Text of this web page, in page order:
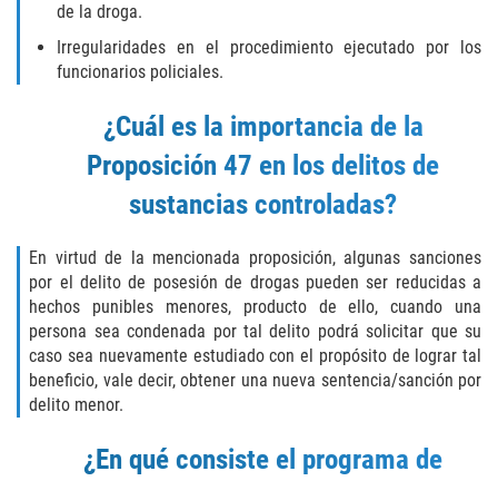
Petition to Vacate Murder Conviction
SEX CRIMES
CHILD MOLESTATION
INDECENT EXPOSURE
LEWD ACTS WITH A CHILD
LEWD CONDUCT IN PUBLIC
RAPE
de la droga.
Irregularidades en el procedimiento ejecutado por los
funcionarios policiales.
¿Cuál es la importancia de la
Proposición 47 en los delitos de
sustancias controladas?
En virtud de la mencionada proposición, algunas sanciones
por el delito de posesión de drogas pueden ser reducidas a
hechos punibles menores, producto de ello, cuando una
persona sea condenada por tal delito podrá solicitar que su
caso sea nuevamente estudiado con el propósito de lograr tal
beneficio, vale decir, obtener una nueva sentencia/sanción por
delito menor.
¿En qué consiste el programa de